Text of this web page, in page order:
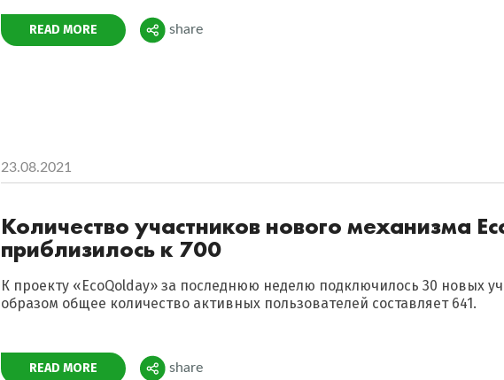
READ MORE Поделиться
share
23.08.2021
Количество участников нового механизма
приблизилось к 700
К проекту «EcoQolday» за последнюю неделю подключилось 30 новых
образом общее количество активных пользователей составляет 641.
READ MORE Поделиться
share